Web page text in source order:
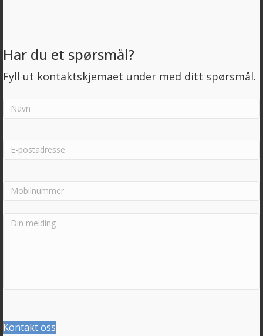
Har du et spørsmål?
Fyll ut kontaktskjemaet under med ditt spørsmål.
Kontakt oss